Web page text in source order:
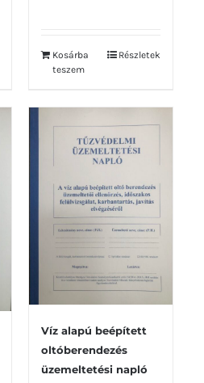
Kosárba
teszem
Részletek
Víz alapú beépített
oltóberendezés
üzemeltetési napló